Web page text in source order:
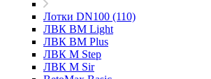
Лотки DN100 (110)
ЛВК ВМ Light
ЛВК ВМ Plus
ЛВК М Step
ЛВК М Sir